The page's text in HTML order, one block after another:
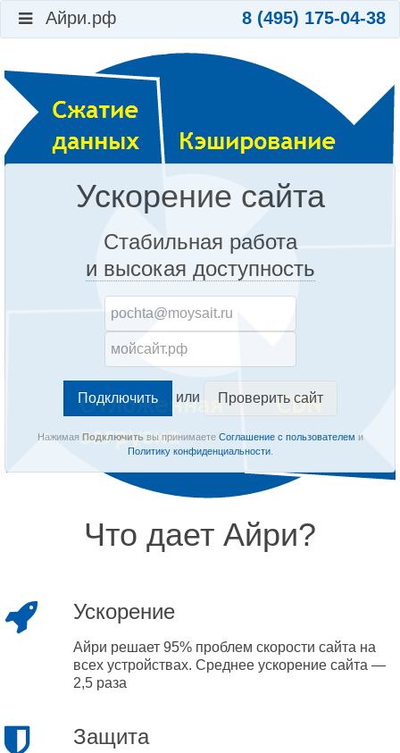
Айри.рф 8 (495) 175-04-38
Ускорение сайта
Стабильная работа
и высокая доступность
или Проверить сайт
Нажимая Подключитьвы принимаете Соглашение с пользователем и
Политику конфиденциальности.
Что дает Айри?
Ускорение
Айри решает 95% проблем скорости сайта на
всех устройствах. Среднее ускорение сайта —
2,5 раза
Защита